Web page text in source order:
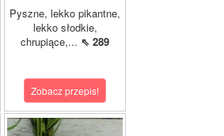
Pyszne, lekko pikantne,
lekko słodkie,
chrupiące,... ⇖ 289
Zobacz przepis!